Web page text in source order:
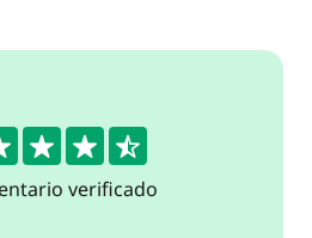
verificado